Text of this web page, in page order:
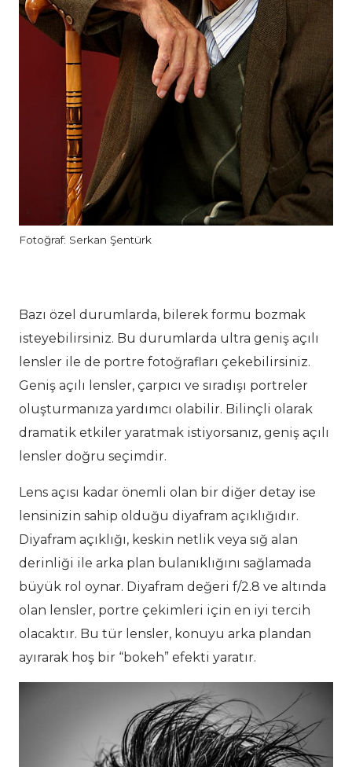
Fotoğraf: Serkan Şentürk
Bazı özel durumlarda, bilerek formu bozmak
isteyebilirsiniz. Bu durumlarda ultra geniş açılı
lensler ile de portre fotoğrafları çekebilirsiniz.
Geniş açılı lensler, çarpıcı ve sıradışı portreler
oluşturmanıza yardımcı olabilir. Bilinçli olarak
dramatik etkiler yaratmak istiyorsanız, geniş açılı
lensler doğru seçimdir.
Lens açısı kadar önemli olan bir diğer detay ise
lensinizin sahip olduğu diyafram açıklığıdır.
Diyafram açıklığı, keskin netlik veya sığ alan
derinliği ile arka plan bulanıklığını sağlamada
büyük rol oynar. Diyafram değeri f/2.8 ve altında
olan lensler, portre çekimleri için en iyi tercih
olacaktır. Bu tür lensler, konuyu arka plandan
ayırarak hoş bir “bokeh” efekti yaratır.